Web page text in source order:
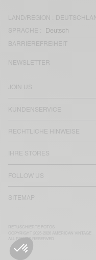
LAND/REGION :
SPRACHE :
BARRIEREFREIHEIT
JOIN US
KUNDENSERVICE
RECHTLICHE HINWEISE
IHRE STORES
FOLLOW US
SITEMAP
NEWSLETTER
ALL RIGHTS RESERVED